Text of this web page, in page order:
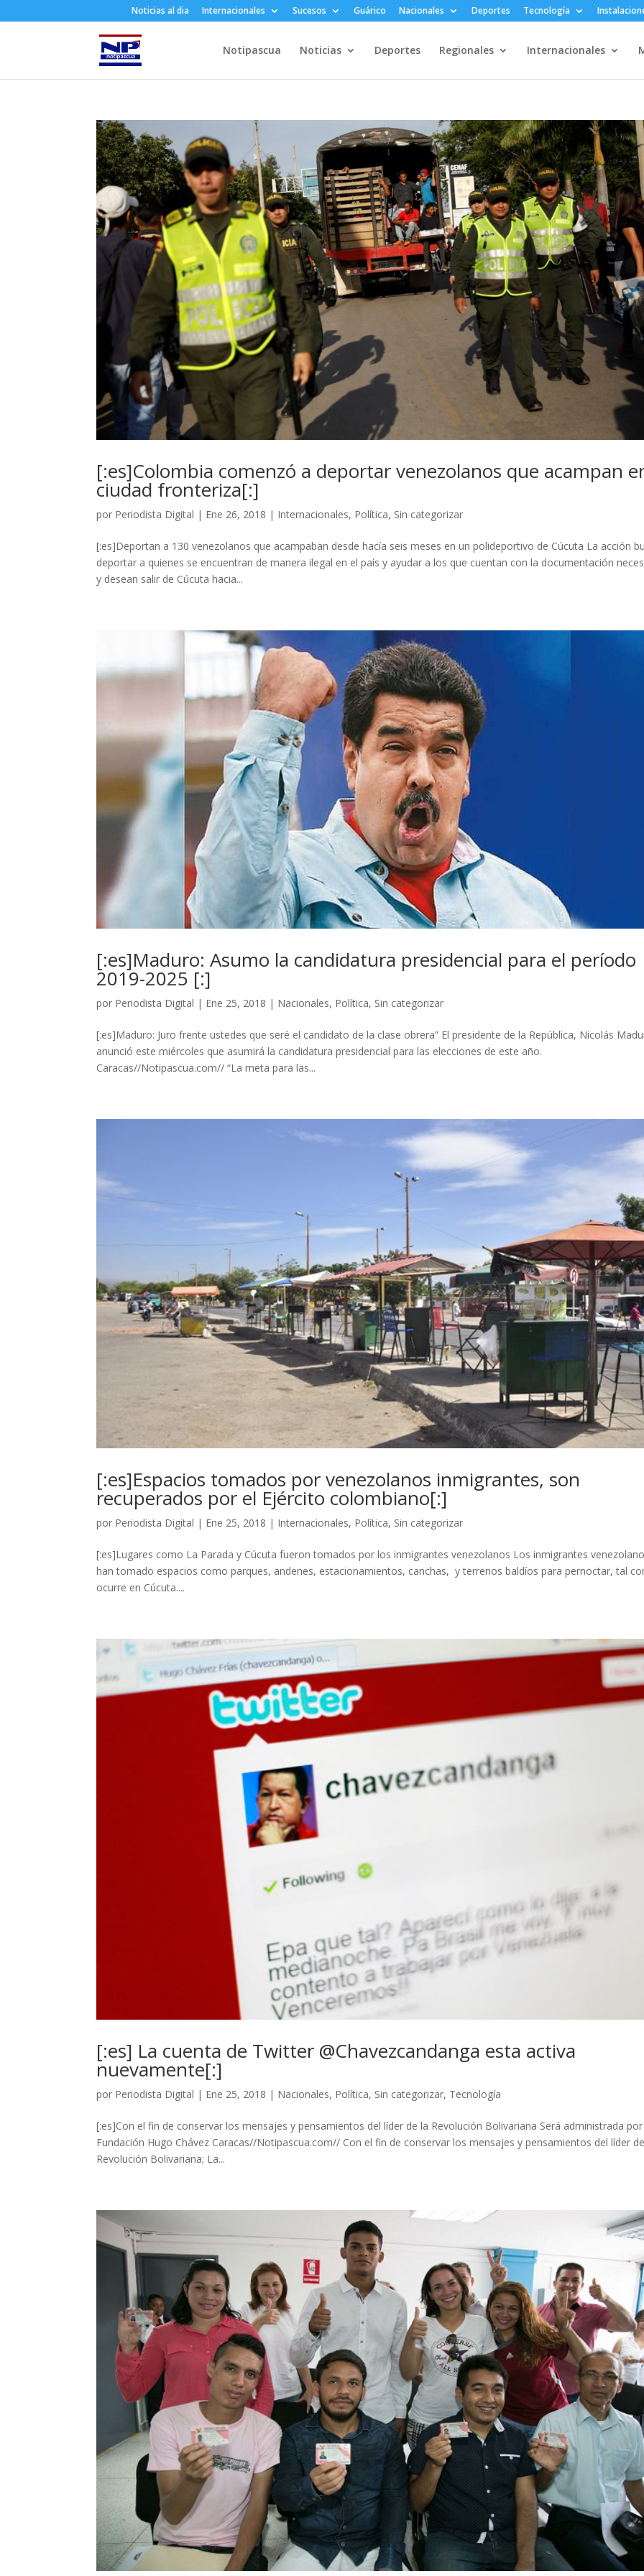
Noticias al dia Internacionales Sucesos Guárico Nacionales Deportes Tecnología
Notipascua Noticias Deportes Regionales Internacionales
[:es]Colombia comenzó a deportar venezolanos que acampan
ciudad fronteriza[:]
por Periodista Digital | Ene 26, 2018 | Internacionales, Política, Sin categorizar
[:es]Deportan a 130 venezolanos que acampaban desde hacía seis meses en un polideportivo de Cúcuta La acción
deportar a quienes se encuentran de manera ilegal en el país y ayudar a los que cuentan con la documentación
y desean salir de Cúcuta hacia...
[:es]Maduro: Asumo la candidatura presidencial para el período
2019-2025 [:]
por Periodista Digital | Ene 25, 2018 | Nacionales, Política, Sin categorizar
[:es]Maduro: Juro frente ustedes que seré el candidato de la clase obrera” El presidente de la República, Nicolás
anunció este miércoles que asumirá la candidatura presidencial para las elecciones de este año.
Caracas//Notipascua.com// “La meta para las...
[:es]Espacios tomados por venezolanos inmigrantes, son
recuperados por el Ejército colombiano[:]
por Periodista Digital | Ene 25, 2018 | Internacionales, Política, Sin categorizar
[:es]Lugares como La Parada y Cúcuta fueron tomados por los inmigrantes venezolanos Los inmigrantes
han tomado espacios como parques, andenes, estacionamientos, canchas, y terrenos baldíos para pernoctar, tal
ocurre en Cúcuta....
[:es] La cuenta de Twitter @Chavezcandanga esta activa
nuevamente[:]
por Periodista Digital | Ene 25, 2018 | Nacionales, Política, Sin categorizar, Tecnología
[:es]Con el fin de conservar los mensajes y pensamientos del líder de la Revolución Bolivariana Será administrada
Fundación Hugo Chávez Caracas//Notipascua.com// Con el fin de conservar los mensajes y pensamientos del líder
Revolución Bolivariana; La...